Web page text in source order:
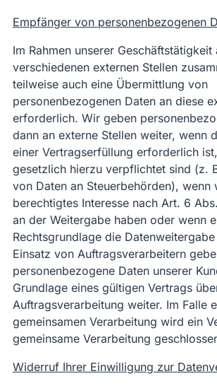
Empfänger von personenbezogenen
Im Rahmen unserer
verschiedenen externen Stellen
teilweise auch eine Übermittlung von
personenbezogenen Daten an diese
erforderlich. Wir geben
dann an externe Stellen weiter, wenn
einer Vertragserfüllung erforderlich
gesetzlich hierzu verpflichtet sind (z.
von Daten an Steuerbehörden), wenn
berechtigtes Interesse nach Art. 6
an der Weitergabe haben oder wenn
Rechtsgrundlage die
Einsatz von Auftragsverarbeitern
personenbezogene Daten unserer
Grundlage eines gültigen Vertrags
Auftragsverarbeitung weiter. Im Falle
gemeinsamen Verarbeitung wird ein
gemeinsame Verarbeitung
Widerruf Ihrer Einwilligung zur